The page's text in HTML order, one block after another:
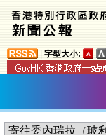
字型大小: